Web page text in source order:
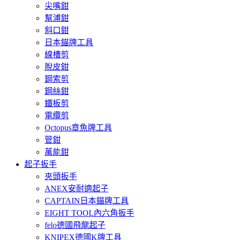
尖嘴鉗
幫浦鉗
斜口鉗
日本錨牌工具
線槽剪
脫皮鉗
鋼索剪
鋼絲鉗
鐵板剪
電纜剪
Octopus章魚牌工具
管鉗
萬能鉗
起子扳手
夾頭扳手
ANEX安耐適起子
CAPTAIN日本錨牌工具
EIGHT TOOL內六角扳手
felo德國飛龍起子
KNIPEX德國K牌工具